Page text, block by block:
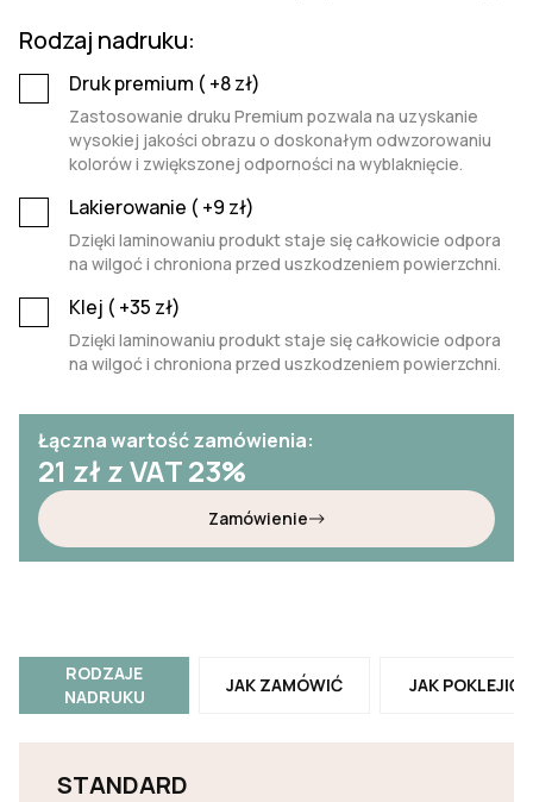
Rodzaj nadruku:
Druk premium ( +8zł)
Zastosowanie druku Premium pozwala na uzyskanie
wysokiej jakości obrazu o doskonałym odwzorowaniu
kolorów i zwiększonej odporności na wyblaknięcie.
Lakierowanie ( +9 zł)
Dzięki laminowaniu produkt staje się całkowicie odpora
na wilgoć i chroniona przed uszkodzeniem powierzchni.
Klej ( +35 zł)
Dzięki laminowaniu produkt staje się całkowicie odpora
na wilgoć i chroniona przed uszkodzeniem powierzchni.
Łączna wartość zamówienia:
21 zł z VAT 23%
Zamówienie
RODZAJE
NADRUKU
JAK ZAMÓWIĆ JAK POKLEJIĆ
STANDARD